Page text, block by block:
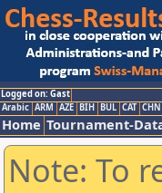
Logged on: Gast
Arabic ARM AZE BIH BUL CAT CHN
Home Tournament-
Note: To